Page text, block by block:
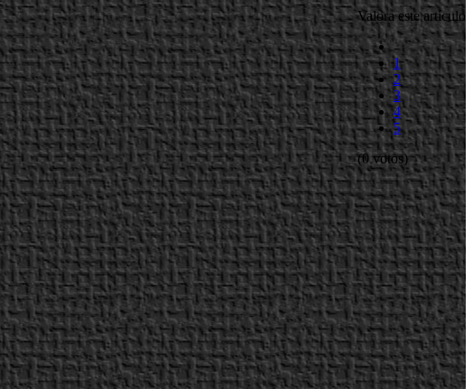
Valora este artículo
1
2
3
4
5
(0 votos)